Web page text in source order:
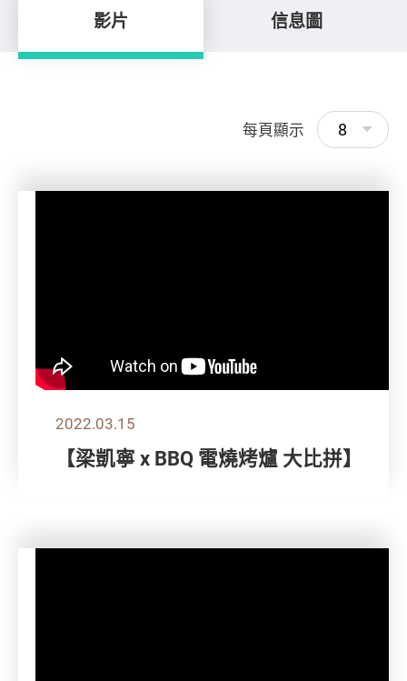
影片 信息圖
每頁顯示 8
2022.03.15
【梁凱寧 x BBQ 電燒烤爐 大比拼】